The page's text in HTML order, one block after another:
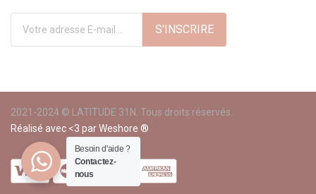
2021-2024 © LATITUDE 31N. Tous droits réservés.
Réalisé avec <3 parWeshore ®
Besoin d'aide ?
Contactez-
nous